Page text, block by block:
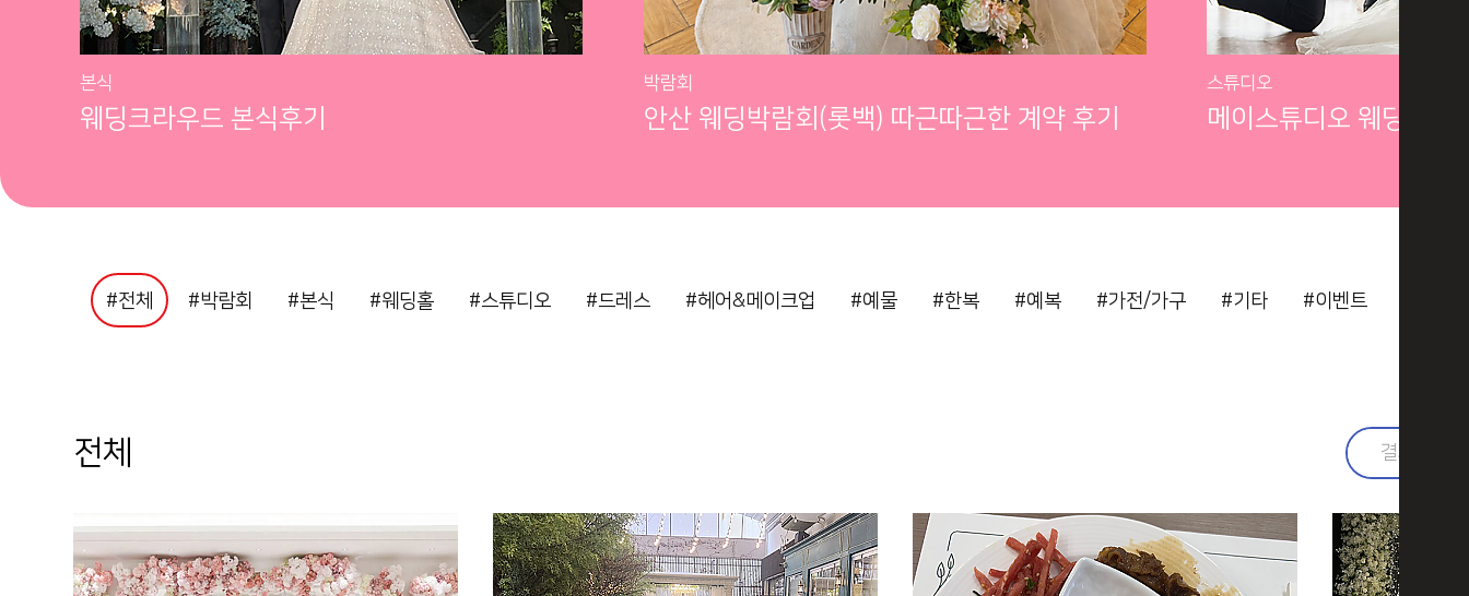
본식
웨딩크라우드 본식후기
박람회
안산 웨딩박람회(롯백) 따근따근한 계약 후기
스튜디오
#전체 #박람회 #본식 #웨딩홀 #스튜디오 #드레스 #헤어&메이크업 #예물 #한복 #예복 #가전/가구 #기타 #이벤트
전체
검색